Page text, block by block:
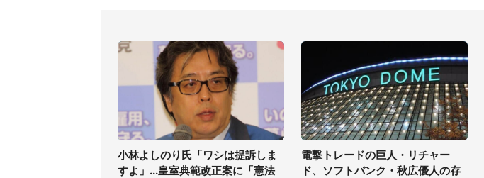
小林よしのり氏「ワシは提訴しま
すよ」...皇室典範改正案に「憲法
電撃トレードの巨人・リチャー
ド、ソフトバンク・秋広優人の存